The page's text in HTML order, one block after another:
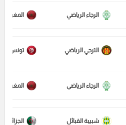
الرجاء الرياضي المغرب
الترجي الرياضي تونس
الرجاء الرياضي المغرب
شبيبة القبائل الجزائر